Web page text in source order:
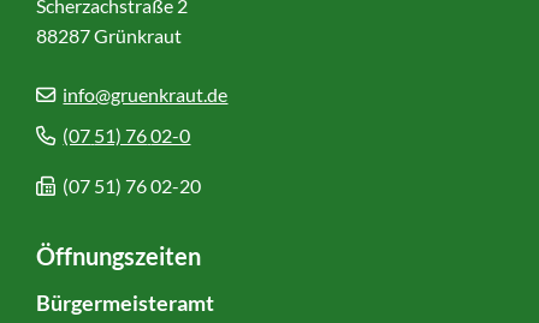
Scherzachstraße 2
88287Grünkraut
info@gruenkraut.de
(07 51) 7602-0
(07 51) 7602-20
Öffnungszeiten
Bürgermeisteramt